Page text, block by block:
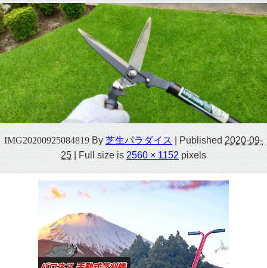
IMG20200925084819 By 芝生パラダイス | Published 2020-09-
25 | Full size is 2560 × 1152 pixels